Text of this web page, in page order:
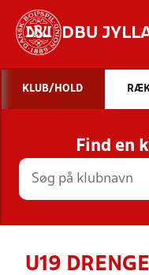
DBU
STILLINGER,
KLUB/HOLD
Find en
U19